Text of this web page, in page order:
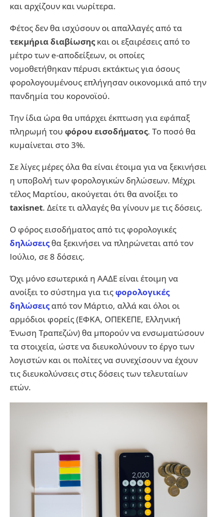
και αρχίζουν και νωρίτερα.
Φέτος δεν θα ισχύσουν οι απαλλαγές από τα
τεκμήρια διαβίωσηςκαι οι εξαιρέσεις από το
μέτρο των e-αποδείξεων, οι οποίες
νομοθετήθηκαν πέρυσι εκτάκτως για όσους
φορολογουμένους επλήγησαν οικονομικά από την
πανδημία του κορονοϊού.
Την ίδια ώρα θα υπάρχει έκπτωση για εφάπαξ
πληρωμή του φόρου εισοδήματος. Το ποσό θα
κυμαίνεται στο 3%.
Σε λίγες μέρες όλα θα είναι έτοιμα για να ξεκινήσει
η υποβολή των φορολογικών δηλώσεων. Μέχρι
τέλος Μαρτίου, ακούγεται ότι θα ανοίξει το
taxisnet. Δείτε τι αλλαγές θα γίνουν με τις δόσεις.
Ο φόρος εισοδήματος από τις φορολογικές
δηλώσειςθα ξεκινήσει να πληρώνεται από τον
Ιούλιο, σε 8 δόσεις.
Όχι μόνο εσωτερικά η ΑΑΔΕ είναι έτοιμη να
ανοίξει το σύστημα για τιςφορολογικές
δηλώσειςαπό τον Μάρτιο, αλλά και όλοι οι
αρμόδιοι φορείς (ΕΦΚΑ, ΟΠΕΚΕΠΕ, Ελληνική
Ένωση Τραπεζών) θα μπορούν να ενσωματώσουν
τα στοιχεία, ώστε να διευκολύνουν το έργο των
λογιστών και οι πολίτες να συνεχίσουν να έχουν
τις διευκολύνσεις στις δόσεις των τελευταίων
ετών.